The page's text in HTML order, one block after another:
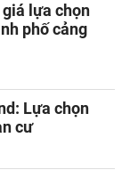
lựa chọn
phố cảng
Lựa chọn
cư